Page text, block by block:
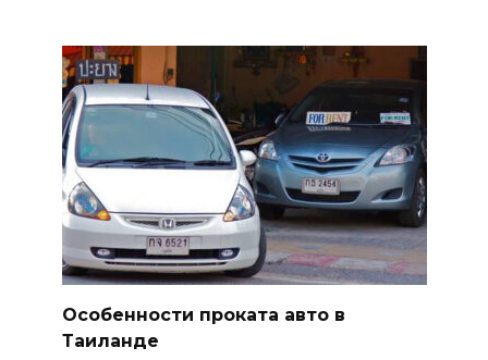
Особенности проката авто в
Таиланде